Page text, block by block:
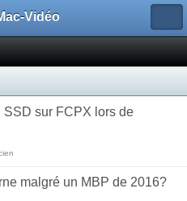
Vidéo
sur FCPX lors de
malgré un MBP de 2016?